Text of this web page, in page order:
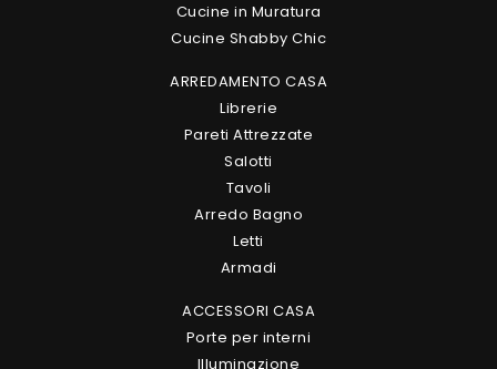
Cucine in Muratura
Cucine Shabby Chic
ARREDAMENTO CASA
Librerie
Pareti Attrezzate
Salotti
Tavoli
Arredo Bagno
Letti
Armadi
ACCESSORI CASA
Porte per interni
Illuminazione